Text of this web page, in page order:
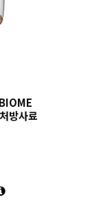
방사료